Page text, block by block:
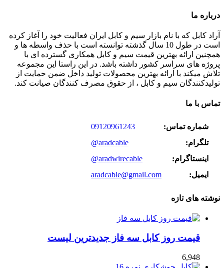
درباره ما
آراد کابل که با نام بازار سیم و کابل ایران فعالیت خود را آغاز کرده
است در طول 10 سال گذشته توانسته است با حذف واسطه ها و
همچنین ارائه بهترین قیمت سیم و کابل همکاری گسترده ای با
پروژه های سراسر کشور داشته باشد. در این راستا این مجموعه
تلاش میکند با ارائه بهترین محصولات تولید داخل ضمن حمایت از
تولیدکنندگان سیم و کابل ، از حقوق مصرف کنندگان صیانت کند.
تماس با ما
شماره تماس:
09120961243
تلگرام:
@aradcable
اینستاگرام:
@aradwirecable
ایمیل:
aradcable@gmail.com
نوشته های تازه
قیمت روز کابل سه فاز جدیدترین لیست
6,948